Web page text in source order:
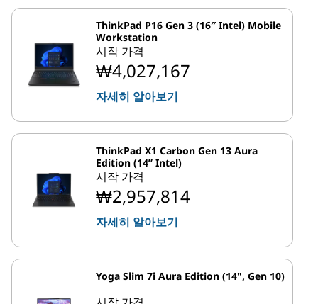
ThinkPad P16 Gen 3 (16″ Intel) Mobile
Workstation
시작 가격
₩4,027,167
자세히 알아보기
ThinkPad X1 Carbon Gen 13 Aura
Edition (14ʺ Intel)
시작 가격
₩2,957,814
자세히 알아보기
Yoga Slim 7i Aura Edition (14", Gen 10)